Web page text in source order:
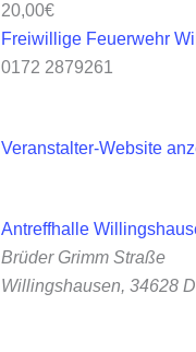
20,00€
Freiwillige Feuerwehr
0172 2879261
Veranstalter-Website
Antreffhalle
Brüder Grimm Straße
Willingshausen, 34628